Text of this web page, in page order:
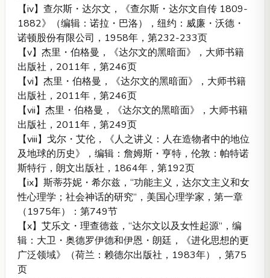
【iv】查尔斯・达尔文，《查尔斯・达尔文自传 1809-
1882》（编辑：诺拉・巴洛），纽约：威廉・沃德・
诺顿股份有限公司，1958年，第232-233页
【v】杰里・伯格曼，《达尔文的黑暗面》，大师书籍
出版社，2011年，第246页
【vi】杰里・伯格曼，《达尔文的黑暗面》，大师书籍
出版社，2011年，第246页
【vii】杰里・伯格曼，《达尔文的黑暗面》，大师书籍
出版社，2011年，第249页
【viii】戈尔・艾伦，《人之讲义：人在造物者中的地位
及地球的历史》，编辑：詹姆斯・亨特，伦敦：帕特诺
斯特行，朗文出版社，1864年，第192页
【ix】斯蒂芬妮・希尔兹，“功能主义，达尔文主义和女
性心理学；社会神话的研究”，美国心理学家，第一章
（1975年）：第749节
【x】艾乐文・理查德兹，“达尔文以及女性起源”，编
辑：大卫・奥德罗伊德和伊恩・朗廷，《进化思想的更
广泛领域》（荷兰：赖德尔出版社，1983年），第75
页